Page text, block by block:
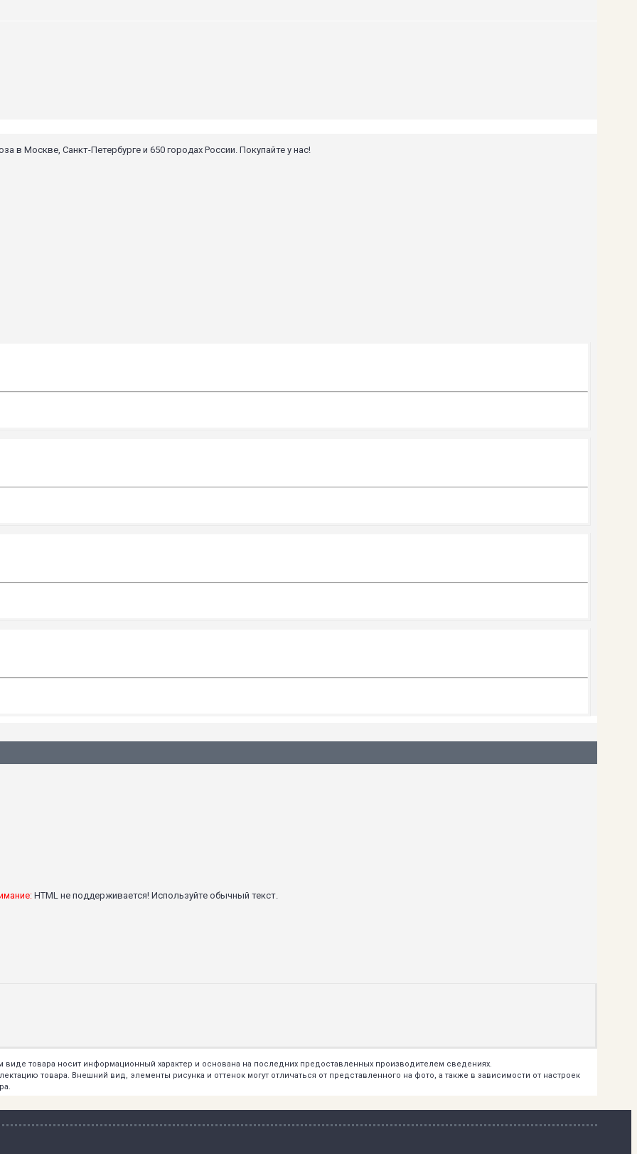
Москве, Санкт-Петербурге и 650 городах России. Покупайте у нас!
HTML не поддерживается! Используйте обычный текст.
виде товара носит информационный характер и основана на последних предоставленных производителем сведениях.
товара. Внешний вид, элементы рисунка и оттенок могут отличаться от представленного на фото, а также в зависимости от настроек